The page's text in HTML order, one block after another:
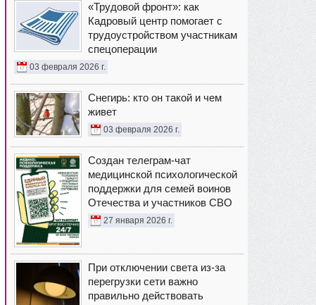
«Трудовой фронт»: как
Кадровый центр помогает с
трудоустройством участникам
спецоперации
03 февраля 2026 г.
Снегирь: кто он такой и чем
живет
03 февраля 2026 г.
Создан телеграм-чат
медицинской психологической
поддержки для семей воинов
Отечества и участников СВО
27 января 2026 г.
При отключении света из-за
перегрузки сети важно
правильно действовать